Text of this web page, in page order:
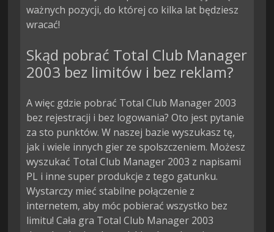
ważnych pozycji, do której co kilka lat będziesz
wracać!
Skąd pobrać Total Club Manager
2003 bez limitów i bez reklam?
A więc gdzie pobrać Total Club Manager 2003
bez rejestracji i bez logowania? Oto jest pytanie
za sto punktów. W naszej bazie wyszukasz tę,
jak i wiele innych gier ze spolszczeniem. Możesz
wyszukać Total Club Manager 2003 z napisami
PL i inne super produkcje z tego gatunku.
Wystarczy mieć stabilne połączenie z
internetem, aby móc pobierać wszystko bez
limitu! Cała gra Total Club Manager 2003